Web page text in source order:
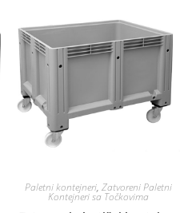
Paletni kontejneri, Zatvoreni Paletni
Kontejneri sa Točkovima